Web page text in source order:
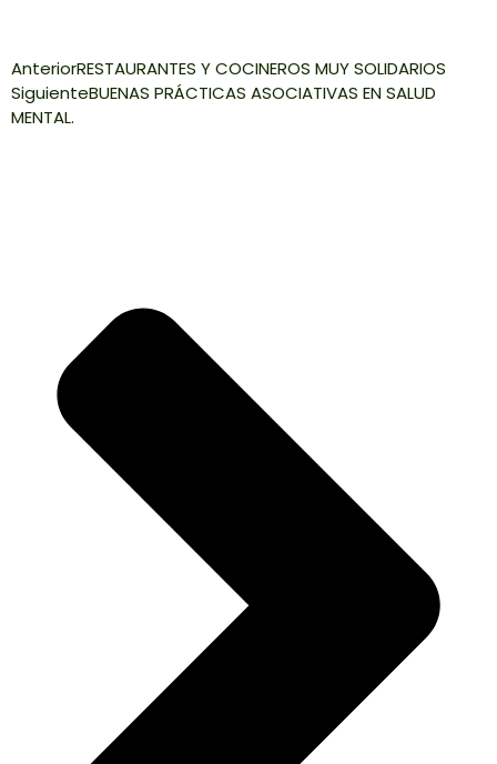
AnteriorRESTAURANTES Y COCINEROS MUY SOLIDARIOS
SiguienteBUENAS PRÁCTICAS ASOCIATIVAS EN SALUD
MENTAL.